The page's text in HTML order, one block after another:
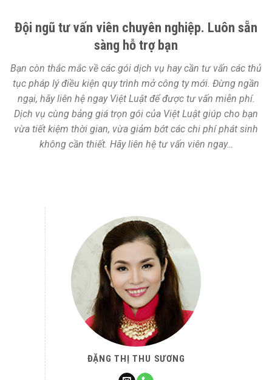
Đội ngũ tư vấn viên chuyên nghiệp. Luôn sẵn
sàng hỗ trợ bạn
Bạn còn thắc mắc về các gói dịch vụ hay cần tư vấn các thủ
tục pháp lý điều kiện quy trình mở công ty mới. Đừng ngần
ngại, hãy liên hệ ngay Việt Luật để được tư vấn miễn phí.
Dịch vụ cùng bảng giá trọn gói của Việt Luật giúp cho bạn
vừa tiết kiệm thời gian, vừa giảm bớt các chi phí phát sinh
không cần thiết. Hãy liên hệ tư vấn viên ngay…
ĐẶNG THỊ THU SƯƠNG